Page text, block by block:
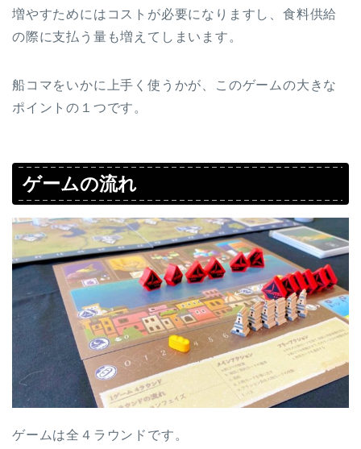
増やすためにはコストが必要になりますし、食料供給
の際に支払う量も増えてしまいます。
船コマをいかに上手く使うかが、このゲームの大きな
ポイントの１つです。
ゲームの流れ
ゲームは全４ラウンドです。